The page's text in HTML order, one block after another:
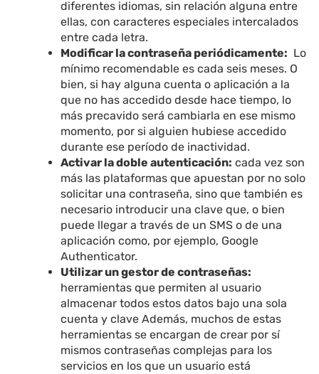
diferentes idiomas, sin relación alguna entre
ellas, con caracteres especiales intercalados
entre cada letra.
Modificar la contraseña periódicamente: Lo
mínimo recomendable es cada seis meses. O
bien, si hay alguna cuenta o aplicación a la
que no has accedido desde hace tiempo, lo
más precavido será cambiarla en ese mismo
momento, por si alguien hubiese accedido
durante ese período de inactividad.
Activar la doble autenticación: cada vez son
más las plataformas que apuestan por no solo
solicitar una contraseña, sino que también es
necesario introducir una clave que, o bien
puede llegar a través de un SMS o de una
aplicación como, por ejemplo, Google
Authenticator.
Utilizar un gestor de contraseñas:
herramientas que permiten al usuario
almacenar todos estos datos bajo una sola
cuenta y clave Además, muchos de estas
herramientas se encargan de crear por sí
mismos contraseñas complejas para los
servicios en los que un usuario está